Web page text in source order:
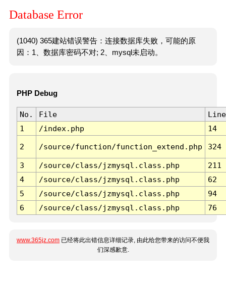
Database Error
(1040) 365建站错误警告：连接数据库失败，可能的原
因：1、数据库密码不对; 2、mysql未启动。
PHP Debug
No. File
Line
1
/index.php 14
2 /source/function/function_extend.php 324
3 /source/class/jzmysql.class.php
211
4
/source/class/jzmysql.class.php
62
5
/source/class/jzmysql.class.php
94
6
/source/class/jzmysql.class.php 76
www.365jz.com 已经将此出错信息详细记录, 由此给您带来的访问不便我
们深感歉意.